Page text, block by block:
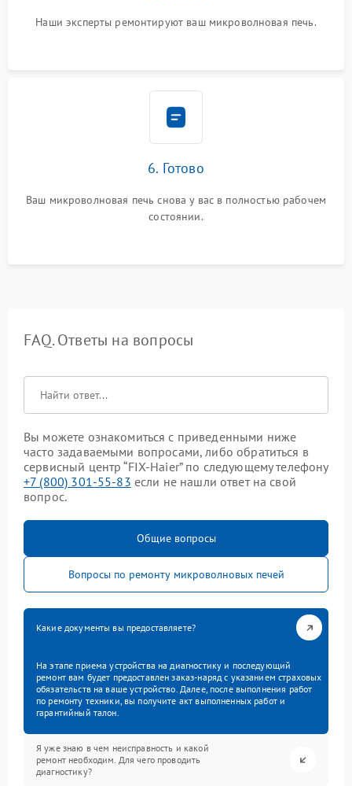
Наши эксперты ремонтируют ваш микроволновая печь.
6. Готово
Ваш микроволновая печь снова у вас в полностью рабочем
состоянии.
FAQ. Ответы на вопросы
Вы можете ознакомиться с приведенными ниже
часто задаваемыми вопросами, либо обратиться в
сервисный центр “FIX-Haier” по следующему телефону
+7 (800) 301-55-83 если не нашли ответ на свой
вопрос.
Общие вопросы
Вопросы по ремонту микроволновых печей
Какие документы вы предоставляете?
На этапе приема устройства на диагностику и последующий
ремонт вам будет предоставлен заказ-наряд с указанием страховых
обязательств на ваше устройство. Далее, после выполнения работ
по ремонту техники, вы получите акт выполненных работ и
гарантийный талон.
Я уже знаю в чем неисправность и какой
ремонт необходим. Для чего проводить
диагностику?